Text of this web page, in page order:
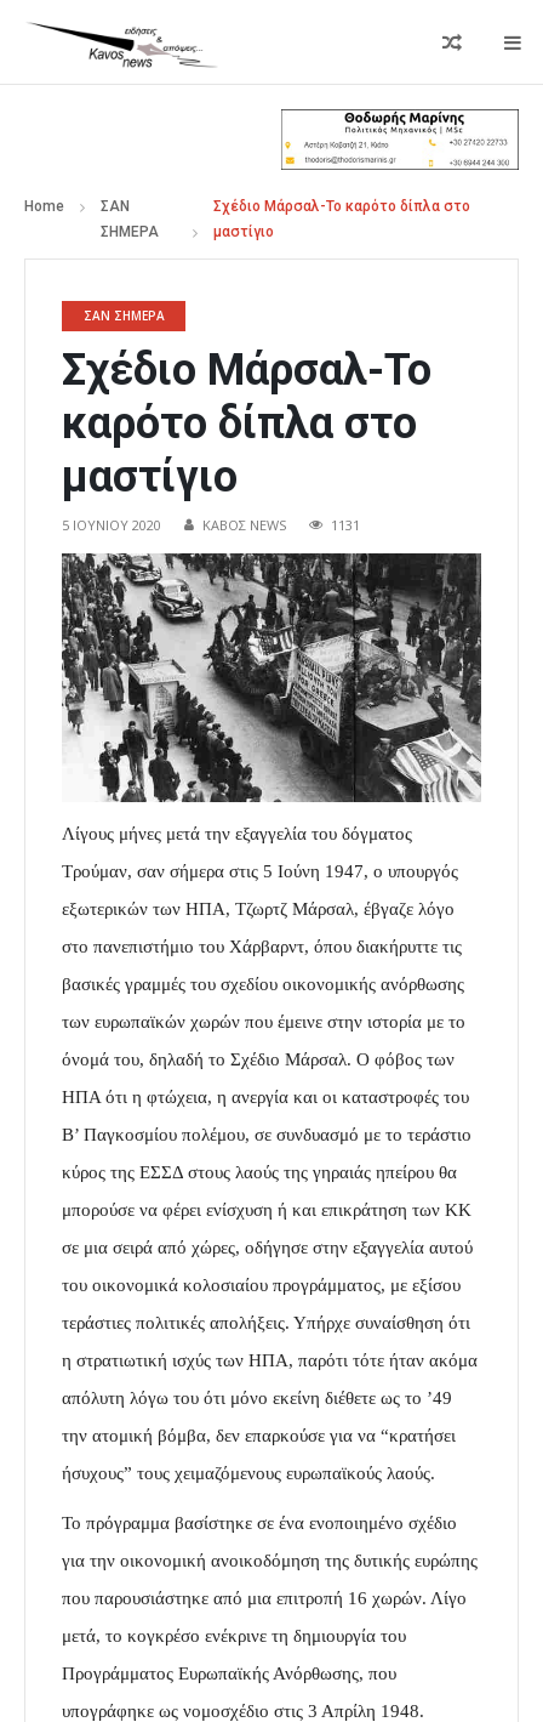
Home
ΣΑΝ
ΣΗΜΕΡΑ
Σχέδιο Μάρσαλ-Το καρότο δίπλα στο
μαστίγιο
ΣΑΝ ΣΗΜΕΡΑ
Σχέδιο Μάρσαλ-Το
καρότο δίπλα στο
μαστίγιο
5 ΙΟΥΝΊΟΥ 2020 ΚΑΒΟΣ NEWS 1131
Λίγους μήνες μετά την εξαγγελία του δόγματος
Τρούμαν, σαν σήμερα στις 5 Ιούνη 1947, ο υπουργός
εξωτερικών των ΗΠΑ, Τζωρτζ Μάρσαλ, έβγαζε λόγο
στο πανεπιστήμιο του Χάρβαρντ, όπου διακήρυττε τις
βασικές γραμμές του σχεδίου οικονομικής ανόρθωσης
των ευρωπαϊκών χωρών που έμεινε στην ιστορία με το
όνομά του, δηλαδή το Σχέδιο Μάρσαλ. Ο φόβος των
ΗΠΑ ότι η φτώχεια, η ανεργία και οι καταστροφές του
Β’ Παγκοσμίου πολέμου, σε συνδυασμό με το τεράστιο
κύρος της ΕΣΣΔ στους λαούς της γηραιάς ηπείρου θα
μπορούσε να φέρει ενίσχυση ή και επικράτηση των ΚΚ
σε μια σειρά από χώρες, οδήγησε στην εξαγγελία αυτού
του οικονομικά κολοσιαίου προγράμματος, με εξίσου
τεράστιες πολιτικές απολήξεις. Υπήρχε συναίσθηση ότι
η στρατιωτική ισχύς των ΗΠΑ, παρότι τότε ήταν ακόμα
απόλυτη λόγω του ότι μόνο εκείνη διέθετε ως το ’49
την ατομική βόμβα, δεν επαρκούσε για να “κρατήσει
ήσυχους” τους χειμαζόμενους ευρωπαϊκούς λαούς.
Το πρόγραμμα βασίστηκε σε ένα ενοποιημένο σχέδιο
για την οικονομική ανοικοδόμηση της δυτικής ευρώπης
που παρουσιάστηκε από μια επιτροπή 16 χωρών. Λίγο
μετά, το κογκρέσο ενέκρινε τη δημιουργία του
Προγράμματος Ευρωπαϊκής Ανόρθωσης, που
υπογράφηκε ως νομοσχέδιο στις 3 Απρίλη 1948.